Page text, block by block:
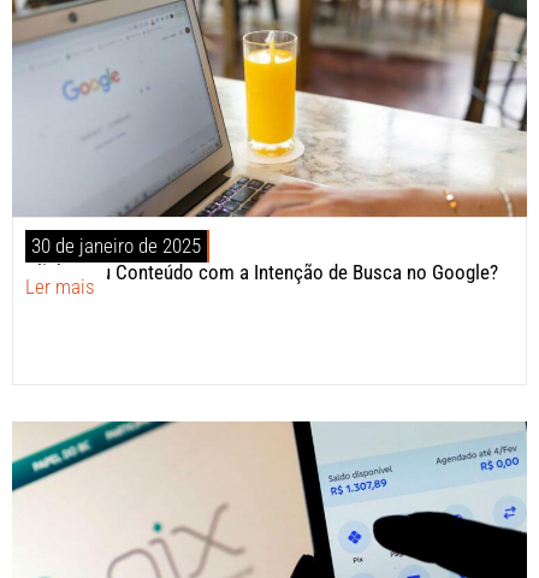
30 de janeiro de 2025
Alinhe Seu Conteúdo com a Intenção de Busca no Google?
Ler mais